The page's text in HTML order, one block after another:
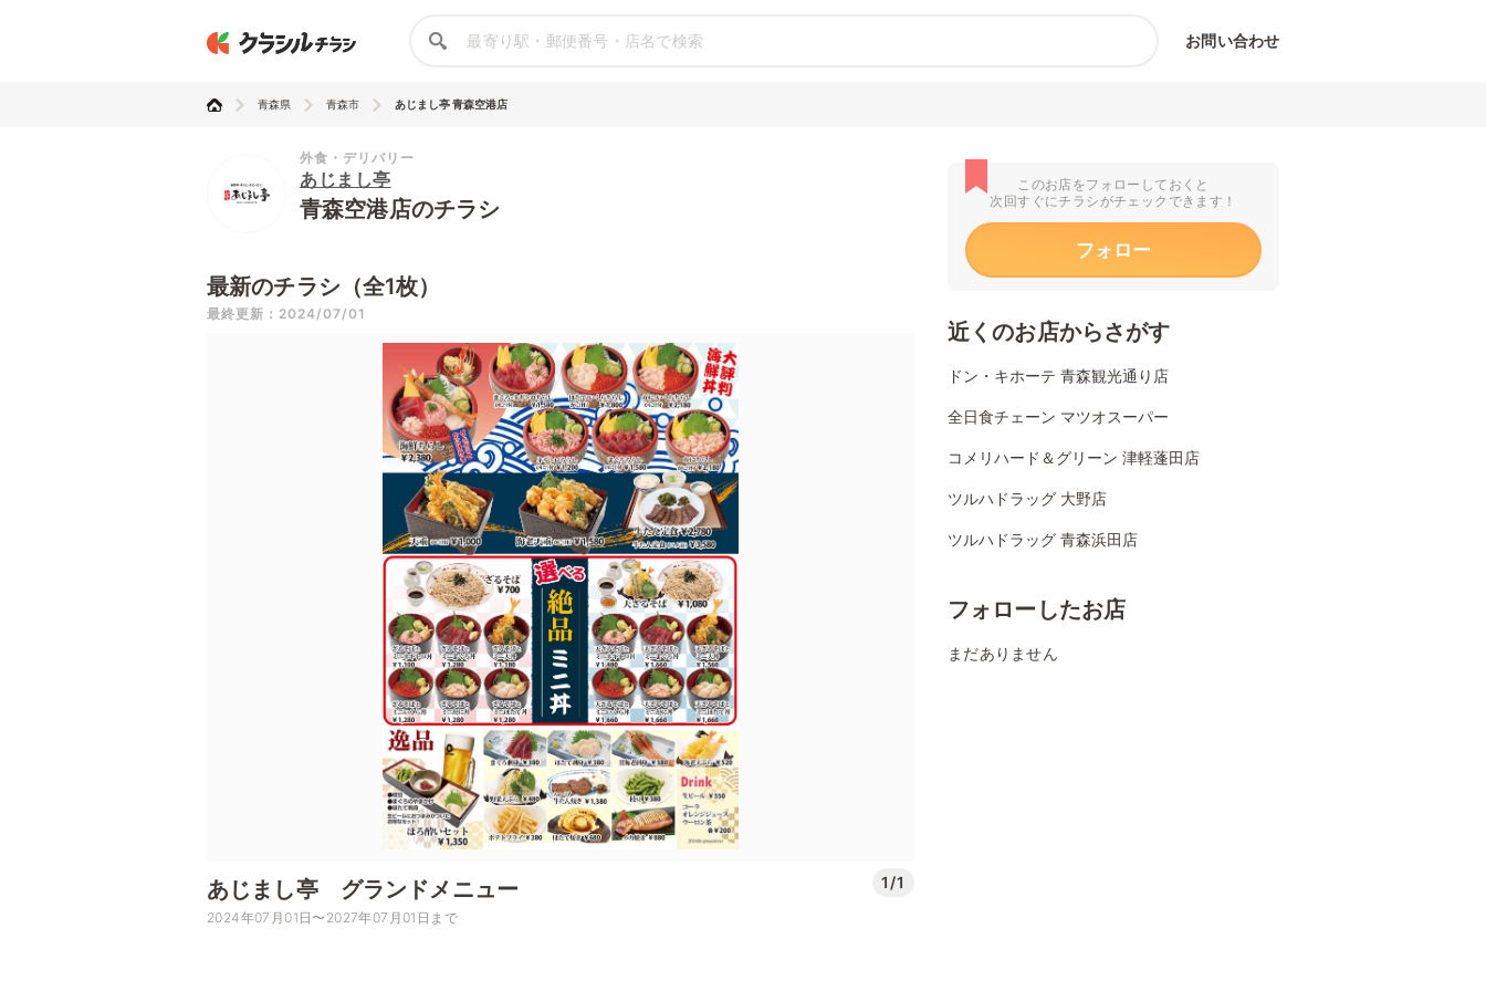
お問い合わせ
青森県 青森市 あじまし亭 青森空港店
外食・デリバリー
あじまし亭
青森空港店のチラシ
最新のチラシ（全1枚）
最終更新：2024/07/01
あじまし亭 グランドメニュー 1/1
2024年07月01日〜2027年07月01日まで
このお店をフォローしておくと
次回すぐにチラシがチェックできます！
フォロー
近くのお店からさがす
ドン・キホーテ 青森観光通り店
全日食チェーン マツオスーパー
コメリハード＆グリーン 津軽蓬田店
ツルハドラッグ 大野店
ツルハドラッグ 青森浜田店
フォローしたお店
まだありません